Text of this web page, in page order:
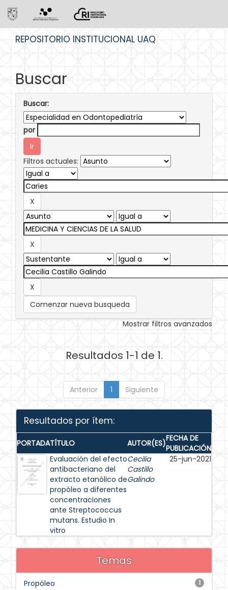
REPOSITORIO INSTITUCIONAL UAQ
Buscar
Buscar:
por
Filtros actuales:
Comenzar nueva busqueda
Mostrar filtros avanzados
Resultados 1-1 de 1.
Anterior 1 Siguiente
Resultados por ítem:
PORTADATÍTULO AUTOR(ES)FECHA DE
PUBLICACIÓN
Evaluación del efecto
antibacteriano del
extracto etanólico de
propóleo a diferentes
concentraciones
ante Streptococcus
mutans. Estudio In
vitro
Cecilia
Castillo
Galindo
25-jun-2021
Temas
1
Propóleo